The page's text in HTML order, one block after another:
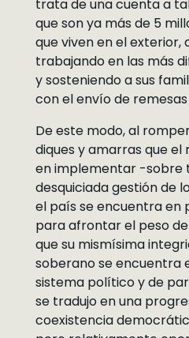
trata de una cuenta a
que son ya más de 5
que viven en el exterior,
trabajando en las más
y sosteniendo a sus
con el envío de
De este modo, al
diques y amarras que
en implementar -sobre
desquiciada gestión de
el país se encuentra en
para afrontar el peso
que su mismísima
soberano se encuentra
sistema político y de
se tradujo en una
coexistencia